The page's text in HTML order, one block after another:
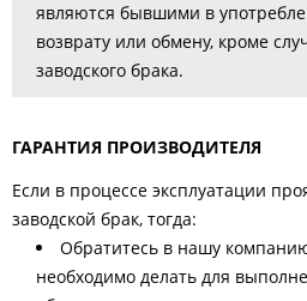
являются бывшими в
возврату или обмену, кроме
заводского брака.
ГАРАНТИЯ ПРОИЗВОДИТЕЛЯ
Если в процессе эксплуатации
заводской брак, тогда:
Обратитесь в нашу
необходимо делать для